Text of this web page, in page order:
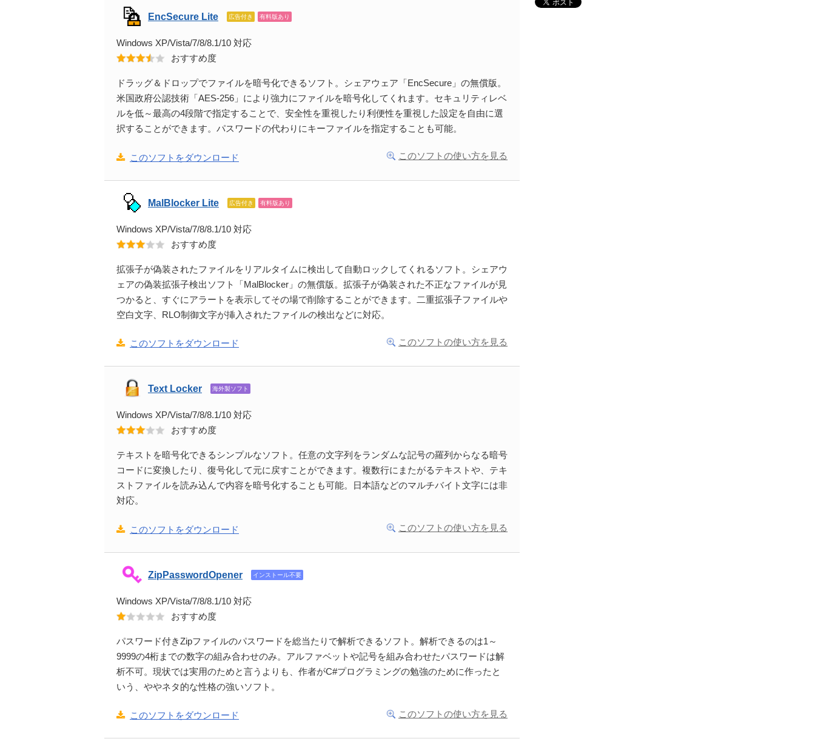
EncSecure Lite 広告付き 有料版あり
Windows XP/Vista/7/8/8.1/10 対応
おすすめ度
ドラッグ＆ドロップでファイルを暗号化できるソフト。シェアウェア「EncSecure」の無償版。
米国政府公認技術「AES-256」により強力にファイルを暗号化してくれます。セキュリティレベ
ルを低～最高の4段階で指定することで、安全性を重視したり利便性を重視した設定を自由に選
択することができます。パスワードの代わりにキーファイルを指定することも可能。
このソフトの使い方を見る
このソフトをダウンロード
MalBlocker Lite 広告付き 有料版あり
Windows XP/Vista/7/8/8.1/10 対応
おすすめ度
拡張子が偽装されたファイルをリアルタイムに検出して自動ロックしてくれるソフト。シェアウ
ェアの偽装拡張子検出ソフト「MalBlocker」の無償版。拡張子が偽装された不正なファイルが見
つかると、すぐにアラートを表示してその場で削除することができます。二重拡張子ファイルや
空白文字、RLO制御文字が挿入されたファイルの検出などに対応。
このソフトの使い方を見る
このソフトをダウンロード
Text Locker 海外製ソフト
Windows XP/Vista/7/8/8.1/10 対応
おすすめ度
テキストを暗号化できるシンプルなソフト。任意の文字列をランダムな記号の羅列からなる暗号
コードに変換したり、復号化して元に戻すことができます。複数行にまたがるテキストや、テキ
ストファイルを読み込んで内容を暗号化することも可能。日本語などのマルチバイト文字には非
対応。
このソフトの使い方を見る
このソフトをダウンロード
ZipPasswordOpener インストール不要
Windows XP/Vista/7/8/8.1/10 対応
おすすめ度
パスワード付きZipファイルのパスワードを総当たりで解析できるソフト。解析できるのは1～
9999の4桁までの数字の組み合わせのみ。アルファベットや記号を組み合わせたパスワードは解
析不可。現状では実用のためと言うよりも、作者がC#プログラミングの勉強のために作ったと
いう、ややネタ的な性格の強いソフト。
このソフトの使い方を見る
このソフトをダウンロード